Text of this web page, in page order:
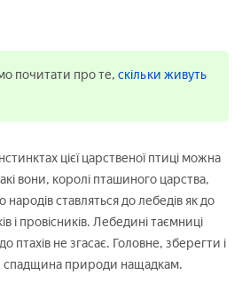
почитати про те, скільки живуть
цієї царственої птиці можна
вони, королі пташиного царства,
народів ставляться до лебедів як до
і провісників. Лебедині таємниці
птахів не згасає. Головне, зберегти і
спадщина природи нащадкам.